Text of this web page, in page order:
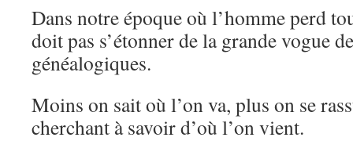
Dans notre époque où l’homme perd
doit pas s’étonner de la grande vogue
généalogiques.
Moins on sait où l’on va, plus on se
cherchant à savoir d’où l’on vient.